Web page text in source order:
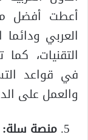
أعطت أفضل
العربي
التقنيات،
في قواعد
والعمل على
منصة سلة: